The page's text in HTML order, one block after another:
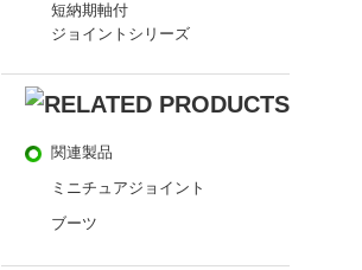
短納期軸付
ジョイントシリーズ
関連製品
ミニチュアジョイント
ブーツ